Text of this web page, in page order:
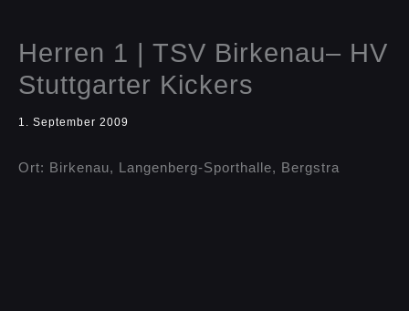
Herren 1 | TSV Birkenau– HV
Stuttgarter Kickers
1. September 2009
Ort: Birkenau, Langenberg-Sporthalle, Bergstra